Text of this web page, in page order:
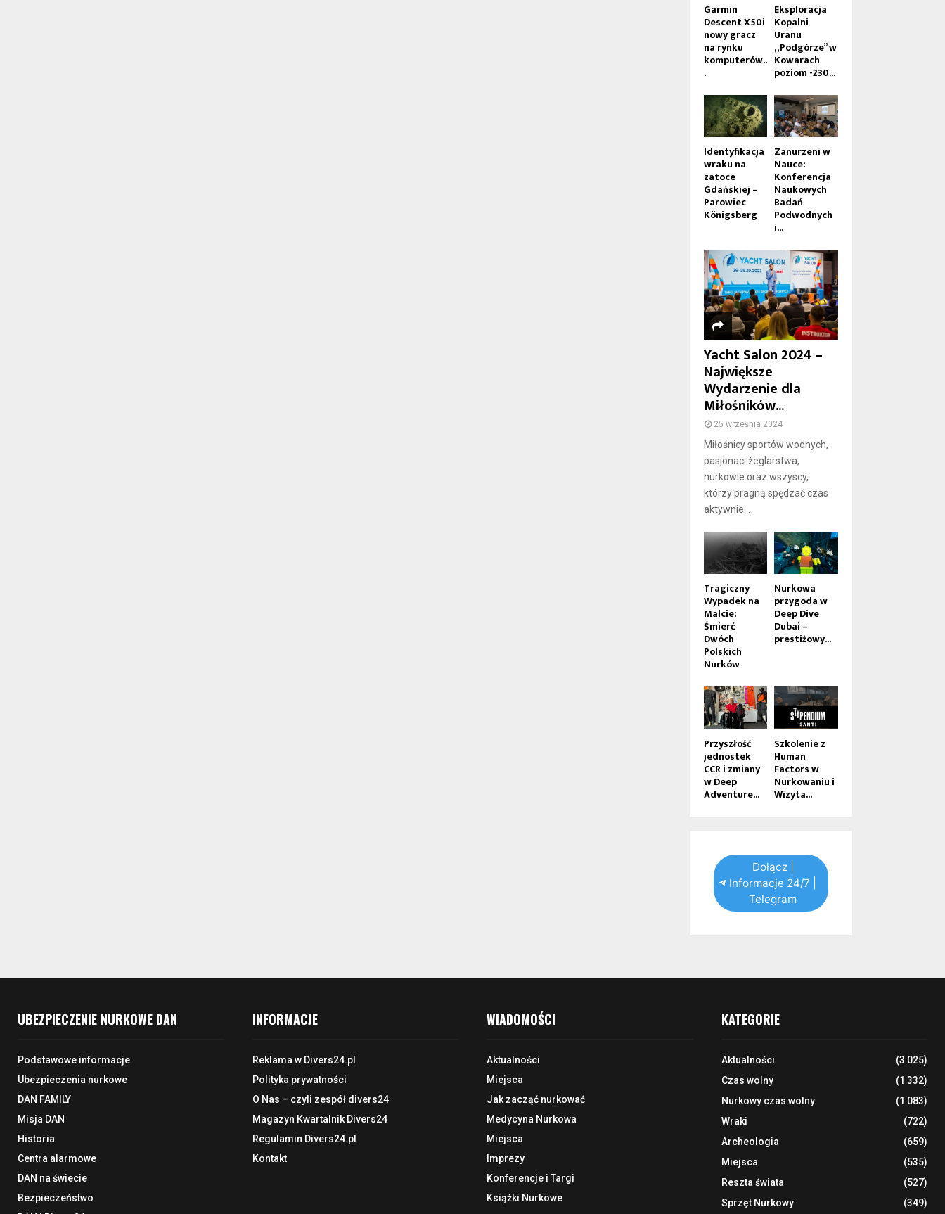
Garmin
Descent X50i
nowy gracz
na rynku
komputerów..
.
Eksploracja
Kopalni
Uranu
„Podgórze” w
Kowarach
poziom -230...
Identyfikacja
wraku na
zatoce
Gdańskiej –
Parowiec
Königsberg
Zanurzeni w
Nauce:
Konferencja
Naukowych
Badań
Podwodnych
i...
Yacht Salon 2024 –
Największe
Wydarzenie dla
Miłośników...
25 września 2024
Miłośnicy sportów wodnych,
pasjonaci żeglarstwa,
nurkowie oraz wszyscy,
którzy pragną spędzać czas
aktywnie...
Tragiczny
Wypadek na
Malcie:
Śmierć
Dwóch
Polskich
Nurków
Nurkowa
przygoda w
Deep Dive
Dubai –
prestiżowy...
Przyszłość
jednostek
CCR i zmiany
w Deep
Adventure...
Szkolenie z
Human
Factors w
Nurkowaniu i
Wizyta...
Dołącz |
Informacje 24/7 |
Telegram
UBEZPIECZENIE NURKOWE DAN
Podstawowe informacje
Ubezpieczenia nurkowe
DAN FAMILY
Misja DAN
Historia
Centra alarmowe
DAN na świecie
Bezpieczeństwo
INFORMACJE
Reklama w Divers24.pl
Polityka prywatności
O Nas – czyli zespół divers24
Magazyn Kwartalnik Divers24
Regulamin Divers24.pl
Kontakt
WIADOMOŚCI
Aktualności
Miejsca
Jak zacząć nurkować
Medycyna Nurkowa
Miejsca
Imprezy
Konferencje i Targi
Książki Nurkowe
KATEGORIE
Aktualności
(3 025)
Czas wolny
(1 332)
Nurkowy czas wolny
(1 083)
Wraki
(722)
Archeologia
(659)
Miejsca
(535)
Reszta świata
(527)
Sprzęt Nurkowy
(349)